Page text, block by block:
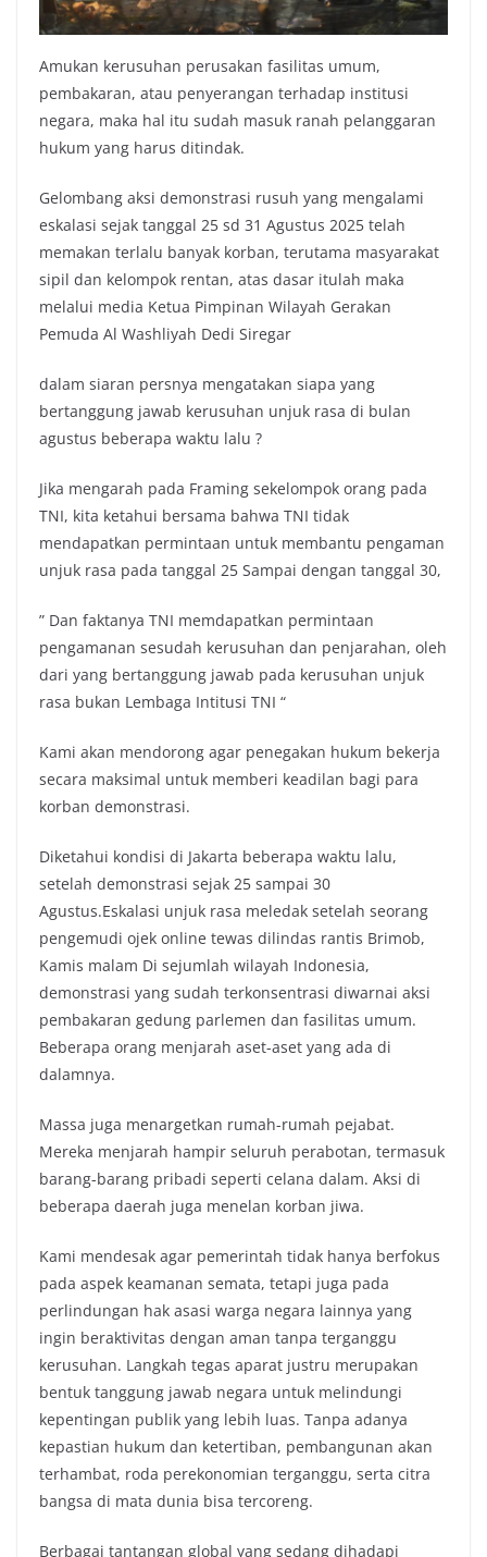
Amukan kerusuhan perusakan fasilitas umum,
pembakaran, atau penyerangan terhadap institusi
negara, maka hal itu sudah masuk ranah pelanggaran
hukum yang harus ditindak.
Gelombang aksi demonstrasi rusuh yang mengalami
eskalasi sejak tanggal 25 sd 31 Agustus 2025 telah
memakan terlalu banyak korban, terutama masyarakat
sipil dan kelompok rentan, atas dasar itulah maka
melalui media Ketua Pimpinan Wilayah Gerakan
Pemuda Al Washliyah Dedi Siregar
dalam siaran persnya mengatakan siapa yang
bertanggung jawab kerusuhan unjuk rasa di bulan
agustus beberapa waktu lalu ?
Jika mengarah pada Framing sekelompok orang pada
TNI, kita ketahui bersama bahwa TNI tidak
mendapatkan permintaan untuk membantu pengaman
unjuk rasa pada tanggal 25 Sampai dengan tanggal 30,
” Dan faktanya TNI memdapatkan permintaan
pengamanan sesudah kerusuhan dan penjarahan, oleh
dari yang bertanggung jawab pada kerusuhan unjuk
rasa bukan Lembaga Intitusi TNI “
Kami akan mendorong agar penegakan hukum bekerja
secara maksimal untuk memberi keadilan bagi para
korban demonstrasi.
Diketahui kondisi di Jakarta beberapa waktu lalu,
setelah demonstrasi sejak 25 sampai 30
Agustus.Eskalasi unjuk rasa meledak setelah seorang
pengemudi ojek online tewas dilindas rantis Brimob,
Kamis malam Di sejumlah wilayah Indonesia,
demonstrasi yang sudah terkonsentrasi diwarnai aksi
pembakaran gedung parlemen dan fasilitas umum.
Beberapa orang menjarah aset-aset yang ada di
dalamnya.
Massa juga menargetkan rumah-rumah pejabat.
Mereka menjarah hampir seluruh perabotan, termasuk
barang-barang pribadi seperti celana dalam. Aksi di
beberapa daerah juga menelan korban jiwa.
Kami mendesak agar pemerintah tidak hanya berfokus
pada aspek keamanan semata, tetapi juga pada
perlindungan hak asasi warga negara lainnya yang
ingin beraktivitas dengan aman tanpa terganggu
kerusuhan. Langkah tegas aparat justru merupakan
bentuk tanggung jawab negara untuk melindungi
kepentingan publik yang lebih luas. Tanpa adanya
kepastian hukum dan ketertiban, pembangunan akan
terhambat, roda perekonomian terganggu, serta citra
bangsa di mata dunia bisa tercoreng.
Berbagai tantangan global yang sedang dihadapi